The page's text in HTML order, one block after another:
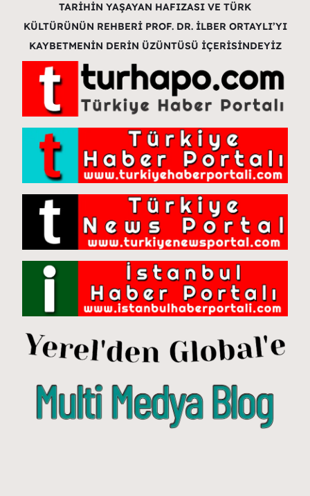
TARİHİN YAŞAYAN HAFIZASI VE TÜRK
KÜLTÜRÜNÜN REHBERİ PROF. DR. İLBER ORTAYLI’YI
KAYBETMENİN DERİN ÜZÜNTÜSÜ İÇERİSİNDEYİZ